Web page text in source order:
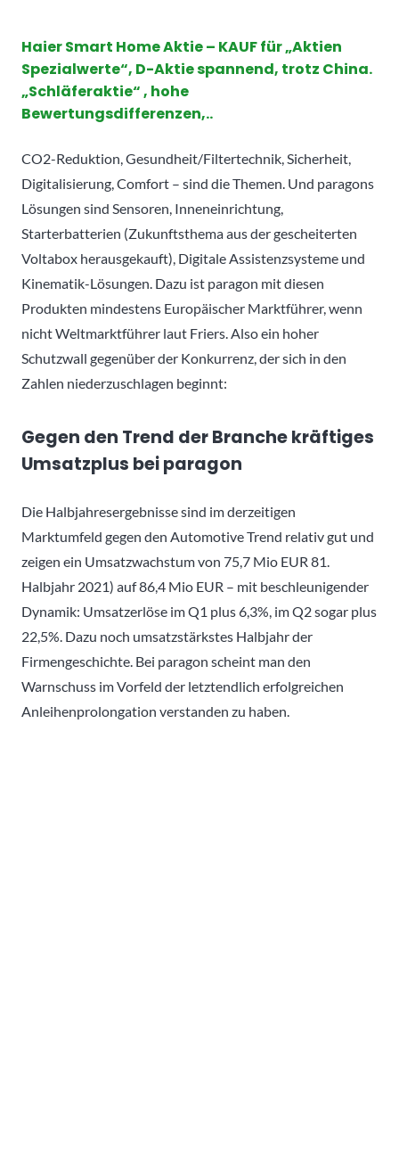
Haier Smart Home Aktie – KAUF für „Aktien
Spezialwerte“, D-Aktie spannend, trotz China.
„Schläferaktie“ , hohe
Bewertungsdifferenzen,..
CO2-Reduktion, Gesundheit/Filtertechnik, Sicherheit,
Digitalisierung, Comfort – sind die Themen. Und paragons
Lösungen sind Sensoren, Inneneinrichtung,
Starterbatterien (Zukunftsthema aus der gescheiterten
Voltabox herausgekauft), Digitale Assistenzsysteme und
Kinematik-Lösungen. Dazu ist paragon mit diesen
Produkten mindestens Europäischer Marktführer, wenn
nicht Weltmarktführer laut Friers. Also ein hoher
Schutzwall gegenüber der Konkurrenz, der sich in den
Zahlen niederzuschlagen beginnt:
Gegen den Trend der Branche kräftiges
Umsatzplus bei paragon
Die Halbjahresergebnisse sind im derzeitigen
Marktumfeld gegen den Automotive Trend relativ gut und
zeigen ein Umsatzwachstum von 75,7 Mio EUR 81.
Halbjahr 2021) auf 86,4 Mio EUR – mit beschleunigender
Dynamik: Umsatzerlöse im Q1 plus 6,3%, im Q2 sogar plus
22,5%. Dazu noch umsatzstärkstes Halbjahr der
Firmengeschichte. Bei paragon scheint man den
Warnschuss im Vorfeld der letztendlich erfolgreichen
Anleihenprolongation verstanden zu haben.